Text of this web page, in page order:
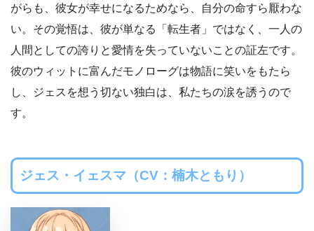
がらも、彼女が幸せになるためなら、自分の命すら厭わな
い。その覚悟は、彼が単なる「転生者」ではなく、一人の
人間としての誇りと愛情を失っていないことの証左です。
彼のウィットに富んだモノローグは物語に笑いをもたら
し、ジェスを想う切ない独白は、私たちの涙を誘うので
す。
ジェス・イェスマ（CV：楠木ともり）